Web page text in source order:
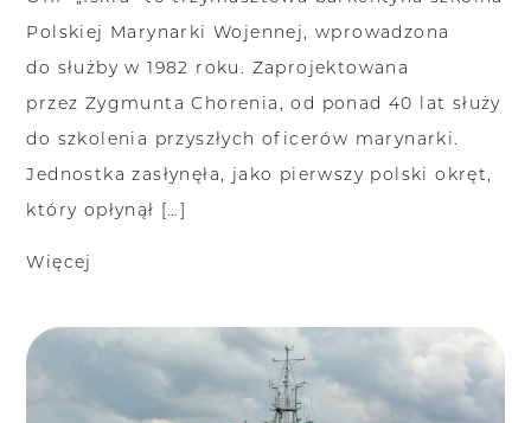
Polskiej Marynarki Wojennej, wprowadzona
do służby w 1982 roku. Zaprojektowana
przez Zygmunta Chorenia, od ponad 40 lat służy
do szkolenia przyszłych oficerów marynarki.
Jednostka zasłynęła, jako pierwszy polski okręt,
który opłynął […]
Więcej